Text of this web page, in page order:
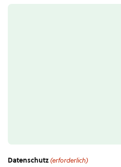
Datenschutz(erforderlich)